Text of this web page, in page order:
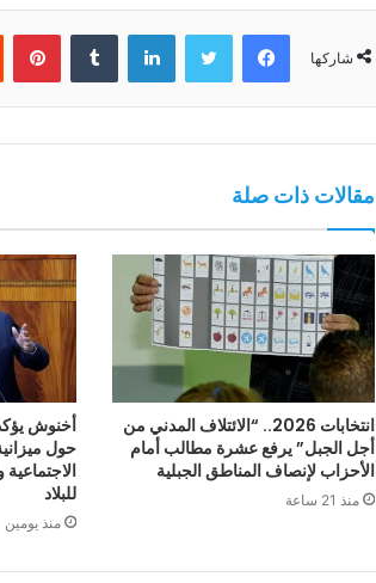
شاركها
فيسبوك تويتر لينكدإن
مقالات ذات صلة
انتخابات 2026.. “الائتلاف المدني من
أجل الجبل” يرفع عشرة مطالب أمام
الأحزاب لإنصاف المناطق الجبلية
منذ 21 ساعة
أخنوش
للبلاد
منذ يومين